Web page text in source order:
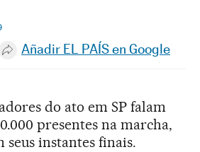
Whatsapp
en Facebook
en Twitter
Desplegar Redes Sociales
Añadir EL PAÍS en Google
do ato em SP falam
presentes na marcha,
seus instantes finais.